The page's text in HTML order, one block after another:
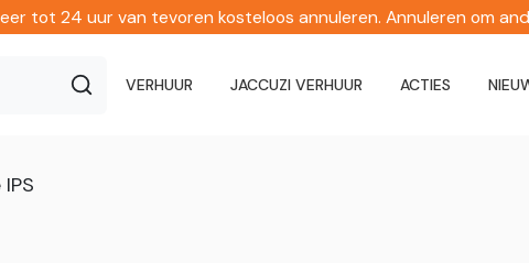
tot 24 uur van tevoren kosteloos annuleren. Annuleren om
VERHUUR JACCUZI VERHUUR ACTIES